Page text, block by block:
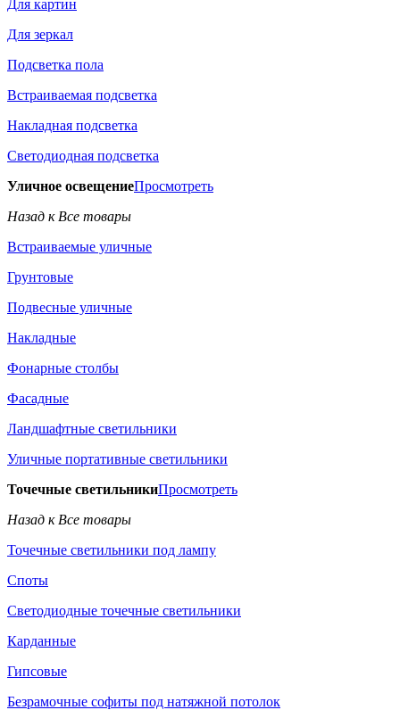
Для картин
Для зеркал
Подсветка пола
Встраиваемая подсветка
Накладная подсветка
Светодиодная подсветка
Уличное освещениеПросмотреть
Назад к Все товары
Встраиваемые уличные
Грунтовые
Подвесные уличные
Накладные
Фонарные столбы
Фасадные
Ландшафтные светильники
Уличные портативные светильники
Точечные светильникиПросмотреть
Назад к Все товары
Точечные светильники под лампу
Споты
Светодиодные точечные светильники
Карданные
Гипсовые
Безрамочные софиты под натяжной потолок